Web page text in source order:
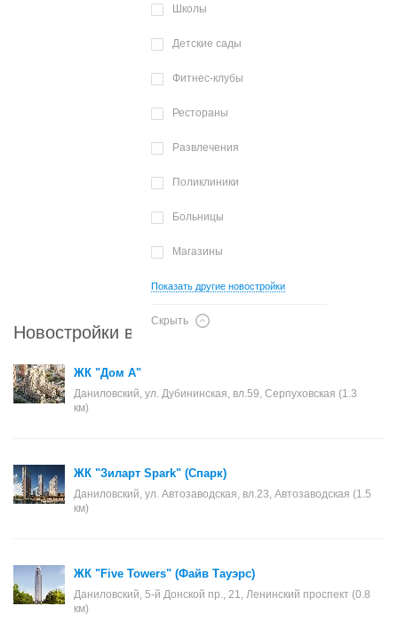
Школы
Детские сады
Фитнес-клубы
Рестораны
Развлечения
Поликлиники
Больницы
Магазины
Показать другие новостройки
Скрыть
Новостройки в районе Даниловский
ЖК "Дом А"
Даниловский, ул. Дубининская, вл.59, Серпуховская (1.3
км)
ЖК "Зиларт Spark" (Спарк)
Даниловский, ул. Автозаводская, вл.23, Автозаводская (1.5
км)
ЖК "Five Towers" (Файв Тауэрс)
Даниловский, 5-й Донской пр., 21, Ленинский проспект (0.8
км)